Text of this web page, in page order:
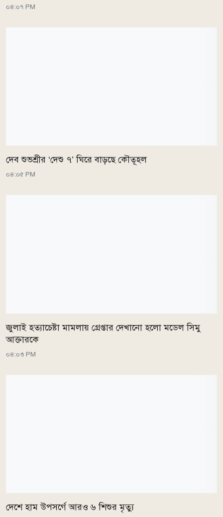
০৪:০৭ PM
দেব শুভশ্রীর ‘দেশু ৭’ ঘিরে বাড়ছে কৌতূহল
০৪:০৫ PM
জুলাই হত্যাচেষ্টা মামলায় গ্রেপ্তার দেখানো হলো মডেল সিমু
আক্তারকে
০৪:০৩ PM
দেশে হাম উপসর্গে আরও ৬ শিশুর মৃত্যু